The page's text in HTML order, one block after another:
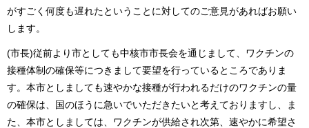
がすごく何度も遅れたということに対してのご意見があればお願い
します。
(市長)従前より市としても中核市市長会を通じまして、ワクチンの
接種体制の確保等につきまして要望を行っているところでありま
す。本市としましても速やかな接種が行われるだけのワクチンの量
の確保は、国のほうに急いでいただきたいと考えておりますし、ま
た、本市としましては、ワクチンが供給され次第、速やかに希望さ